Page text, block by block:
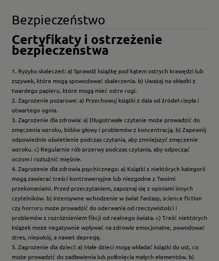
Bezpieczeństwo
Certyfikaty i ostrzeżenie
bezpieczeństwa
1. Ryzyko skaleczeń: a) Sprawdź książkę pod kątem ostrych krawędzi lub
zszywek, które mogą spowodować skaleczenia. b) Uważaj na okładki z
twardego papieru, które mogą mieć ostre rogi.
2. Zagrożenie pożarowe: a) Przechowuj książki z dala od źródeł ciepła i
otwartego ognia.
3. Zagrożenie dla zdrowia: a) Długotrwałe czytanie może prowadzić do
zmęczenia wzroku, bólów głowy i problemów z koncentracją. b) Zapewnij
odpowiednie oświetlenie podczas czytania, aby zmniejszyć zmęczenie
wzroku. c) Regularnie rób przerwy podczas czytania, aby odpocząć
oczom i rozluźnić mięśnie.
4. Zagrożenie dla zdrowia psychicznego: a) Książki z niektórych kategorii
mogą zawierać treści kontrowersyjne lub niezgodne z Twoimi
przekonaniami. Przed przeczytaniem, zapoznaj się z opiniami innych
czytelników. b) Intensywne wchodzenie w świat fantasy, science fiction
czy horroru może prowadzić do oderwania od rzeczywistości i
problemów z rozróżnieniem fikcji od realnego świata. c) Treść niektórych
książek może negatywnie wpływać na zdrowie emocjonalne, powodować
stres, niepokój, a nawet depresję.
5. Zagrożenie dla dzieci: a) Małe dzieci mogą wkładać książki do ust, co
może prowadzić do zadławienia lub połknięcia małych elementów. b)